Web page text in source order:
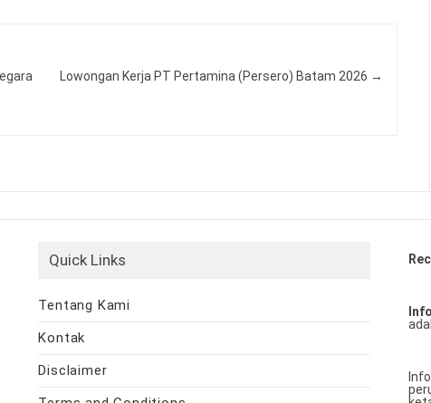
Lowongan Kerja PT Pertamina (Persero) Batam 2026 →
Quick Links
Tentang Kami
Kontak
Disclaimer